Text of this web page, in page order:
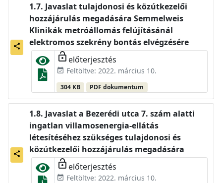
share
Javaslat tulajdonosi és közútkezelői
hozzájárulás megadására Semmelweis
Klinikák metróállomás felújításánál
elektromos szekrény bontás elvégzésére
lock_open előterjesztés
event_available Feltöltve: 2022. március 10.
304 KB PDF dokumentum
share
Javaslat a Bezerédi utca 7. szám alatti
ingatlan villamosenergia-ellátás
létesítéséhez szükséges tulajdonosi és
közútkezelői hozzájárulás megadására
lock_open előterjesztés
event_available Feltöltve: 2022. március 10.